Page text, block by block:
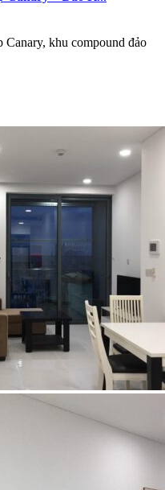
Canary, khu compound đảo